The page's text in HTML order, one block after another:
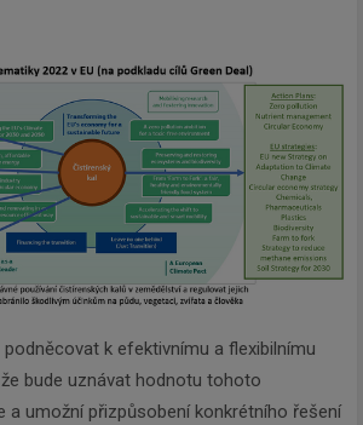
k efektivnímu a flexibilnímu
bude uznávat hodnotu tohoto
a umožní přizpůsobení konkrétního řešení